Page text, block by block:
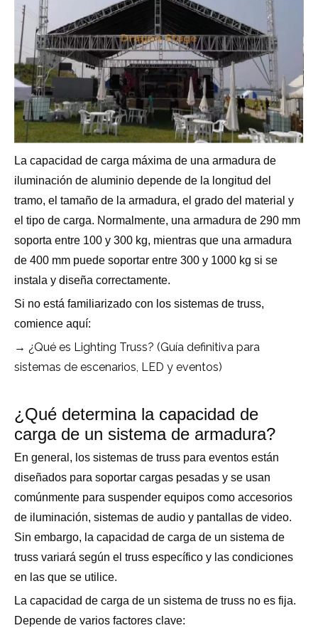
La capacidad de carga máxima de una armadura de
iluminación de aluminio depende de la longitud del
tramo, el tamaño de la armadura, el grado del material y
el tipo de carga. Normalmente, una armadura de 290 mm
soporta entre 100 y 300 kg, mientras que una armadura
de 400 mm puede soportar entre 300 y 1000 kg si se
instala y diseña correctamente.
Si no está familiarizado con los sistemas de truss,
comience aquí:
→ ¿Qué es Lighting Truss? (Guía definitiva para
sistemas de escenarios, LED y eventos)
¿Qué determina la capacidad de
carga de un sistema de armadura?
En general, los sistemas de truss para eventos están
diseñados para soportar cargas pesadas y se usan
comúnmente para suspender equipos como accesorios
de iluminación, sistemas de audio y pantallas de video.
Sin embargo, la capacidad de carga de un sistema de
truss variará según el truss específico y las condiciones
en las que se utilice.
La capacidad de carga de un sistema de truss no es fija.
Depende de varios factores clave: